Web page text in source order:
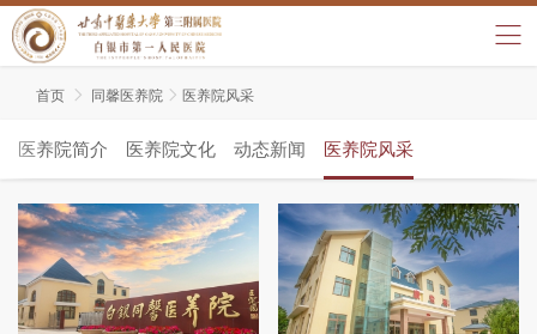
首页  同馨医养院  医养院风采
医养院简介 医养院文化 动态新闻 医养院风采